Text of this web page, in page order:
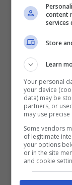
I
“Striscia”
content
services
Store
Learn
Your personal
your device
data) may be
partners, or
may use
Some vendors
of legitimate
your options
or in the site
and cookie